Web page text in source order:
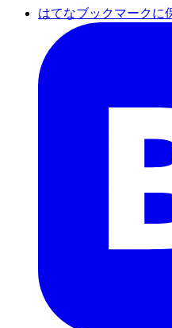
はてなブックマークに